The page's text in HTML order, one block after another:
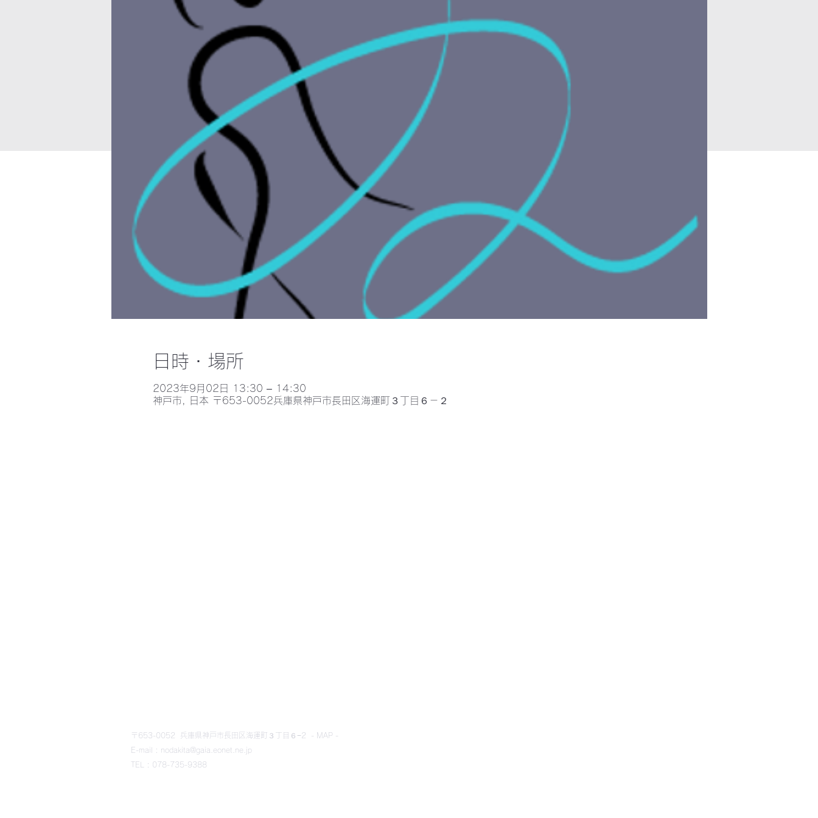
日時・場所
2023年9月02日 13:30 – 14:30
神戸市, 日本 〒653-0052兵庫県神戸市長田区海運町３丁目６－２
〒653-0052 兵庫県神戸市長田区海運町３丁目６−2 - MAP -
E-mail : nodakita@gaia.eonet.ne.jp
TEL : 078-735-9388